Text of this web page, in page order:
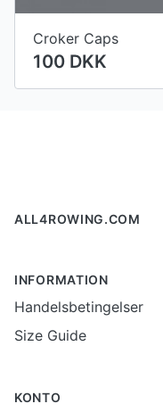
Croker Caps
100 DKK
ALL4ROWING.COM
INFORMATION
Handelsbetingelser
Size Guide
KONTO